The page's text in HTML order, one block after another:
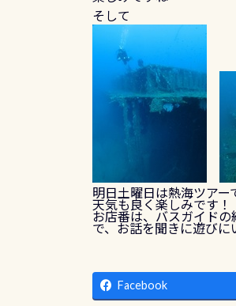
そして
明日土曜日は熱海ツアー
天気も良く楽しみです！
お店番は、バスガイド
で、お話を聞きに遊び
Facebook